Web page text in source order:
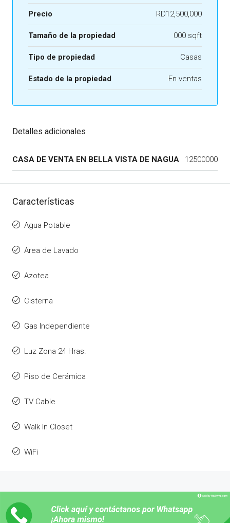
Precio RD12,500,000
Tamaño de la propiedad 000 sqft
Tipo de propiedad Casas
Estado de la propiedad En ventas
Detalles adicionales
CASA DE VENTA EN BELLA VISTA DE NAGUA 12500000
Características
Agua Potable
Area de Lavado
Azotea
Cisterna
Gas Independiente
Luz Zona 24 Hras.
Piso de Cerámica
TV Cable
Walk In Closet
WiFi